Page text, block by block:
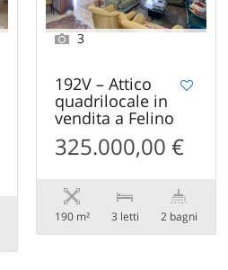
3
192V – Attico
quadrilocale in
vendita a Felino
325.000,00 €
190 m² 3 letti 2 bagni